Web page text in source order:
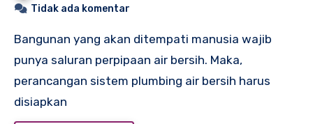
Langkah
Tidak ada komentar
Bangunan yang akan ditempati manusia wajib
punya saluran perpipaan air bersih. Maka,
perancangan sistem plumbing air bersih harus
disiapkan